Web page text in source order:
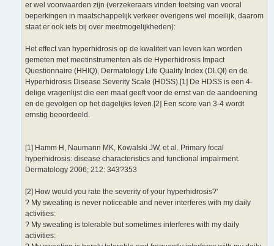
er wel voorwaarden zijn (verzekeraars vinden toetsing van vooral
beperkingen in maatschappelijk verkeer overigens wel moeilijk, daarom
staat er ook iets bij over meetmogelijkheden):
Het effect van hyperhidrosis op de kwaliteit van leven kan worden
gemeten met meetinstrumenten als de Hyperhidrosis Impact
Questionnaire (HHIQ), Dermatology Life Quality Index (DLQI) en de
Hyperhidrosis Disease Severity Scale (HDSS).[1] De HDSS is een 4-
delige vragenlijst die een maat geeft voor de ernst van de aandoening
en de gevolgen op het dagelijks leven.[2] Een score van 3-4 wordt
ernstig beoordeeld.
[1] Hamm H, Naumann MK, Kowalski JW, et al. Primary focal
hyperhidrosis: disease characteristics and functional impairment.
Dermatology 2006; 212: 343?353
[2] How would you rate the severity of your hyperhidrosis?'
? My sweating is never noticeable and never interferes with my daily
activities:
? My sweating is tolerable but sometimes interferes with my daily
activities: